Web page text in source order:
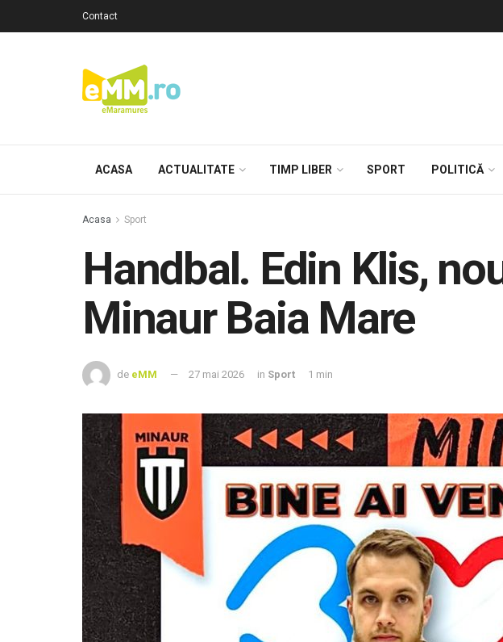
Contact
ACASA ACTUALITATE TIMP LIBER SPORT POLITICĂ
Acasa Sport
Handbal. Edin Klis,
Minaur Baia Mare
de eMM 27 mai 2026 in Sport 1 min